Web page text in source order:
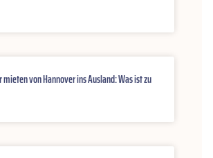
von Hannover ins Ausland: Was ist zu